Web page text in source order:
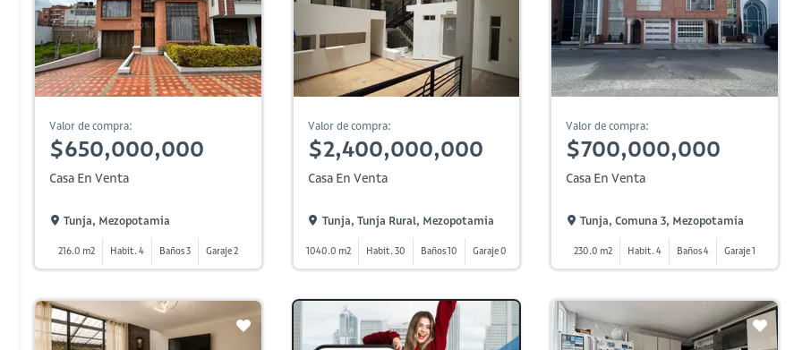
Valor de compra:
$650,000,000
Casa En Venta
Tunja, Mezopotamia
216.0 m2 Habit. 4 Baños 3 Garaje 2
Valor de compra:
$2,400,000,000
Casa En Venta
Tunja, Tunja Rural, Mezopotamia
1040.0 m2 Habit. 30 Baños 10 Garaje 0
Valor de compra:
$700,000,000
Casa En Venta
Tunja, Comuna 3, Mezopotamia
230.0 m2 Habit. 4 Baños 4 Garaje 1